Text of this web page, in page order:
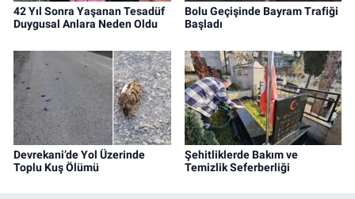
42 Yıl Sonra Yaşanan Tesadüf
Duygusal Anlara Neden Oldu
Bolu Geçişinde Bayram Trafiği
Başladı
Devrekani’de Yol Üzerinde
Toplu Kuş Ölümü
Şehitliklerde Bakım ve
Temizlik Seferberliği